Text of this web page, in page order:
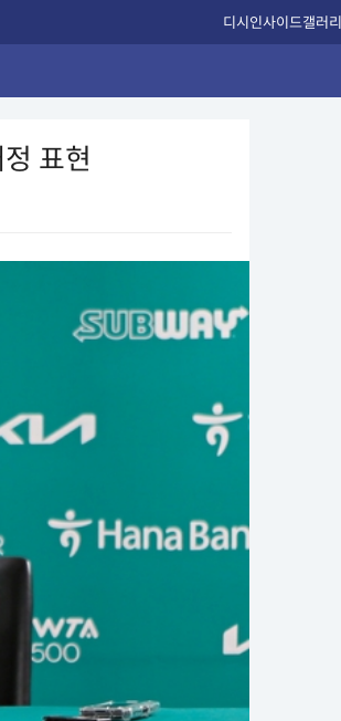
디시인사이드갤러리
표현